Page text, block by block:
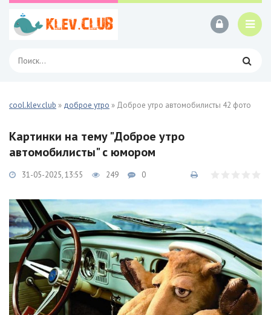
cool.klev.club » доброе утро » Доброе утро автомобилисты 42 фото
Картинки на тему "Доброе утро
автомобилисты" с юмором
31-05-2025, 13:55 249 0